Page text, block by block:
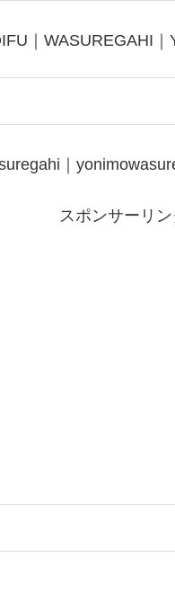
｜WASUREGAHI
｜
スポンサーリン